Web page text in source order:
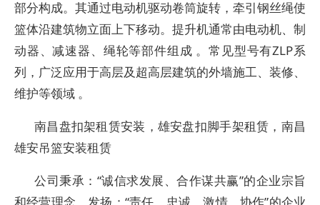
部分构成。其通过电动机驱动卷筒旋转，牵引钢丝绳使
篮体沿建筑物立面上下移动。提升机通常由电动机、制
动器、减速器、绳轮等部件组成 。常见型号有ZLP系
列，广泛应用于高层及超高层建筑的外墙施工、装修、
维护等领域 。
南昌盘扣架租赁安装，雄安盘扣脚手架租赁，南昌
雄安吊篮安装租赁
公司秉承：“诚信求发展、合作谋共赢”的企业宗旨